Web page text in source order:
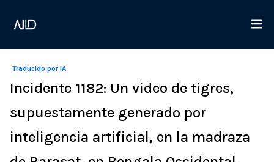
Traducido por IA
Incidente 1182: Un video de tigres,
supuestamente generado por
inteligencia artificial, en la madraza